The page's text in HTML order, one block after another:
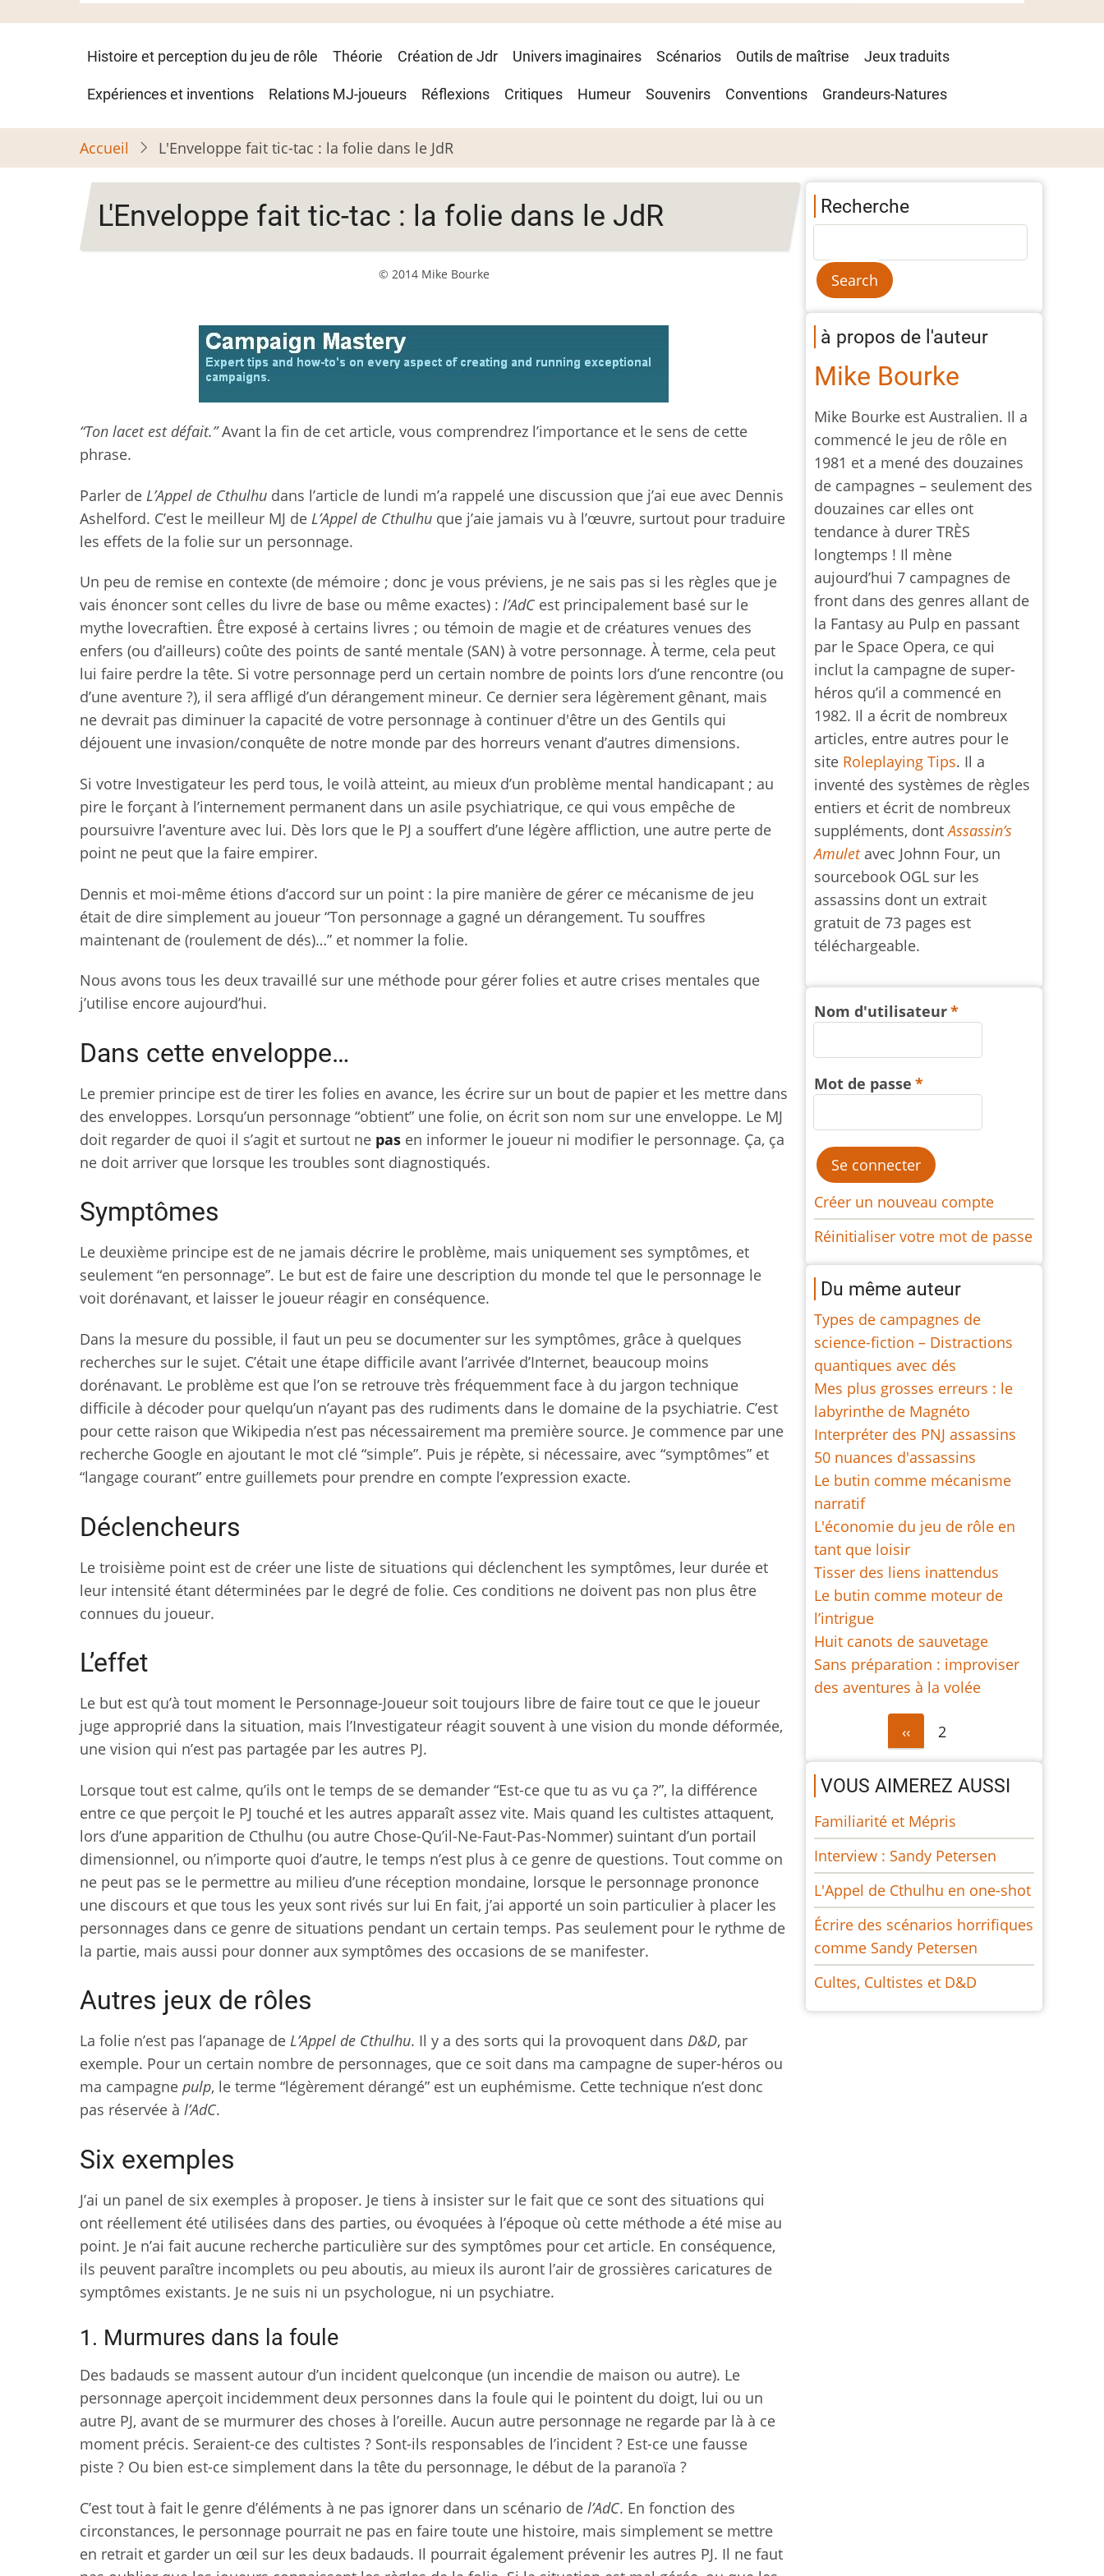
Navigation
principale
Histoire et perception du jeu de rôle Théorie Création de Jdr Univers imaginaires Scénarios Outils de maîtrise Jeux traduits
Expériences et inventions Relations MJ-joueurs Réflexions Critiques Humeur Souvenirs Conventions Grandeurs-Natures
Accueil L'Enveloppe fait tic-tac : la folie dans le JdR
L'Enveloppe fait tic-tac : la folie dans le JdR
© 2014 Mike Bourke
“Ton lacet est défait.”Avant la fin de cet article, vous comprendrez l’importance et le sens de cette
phrase.
Parler de L’Appel de Cthulhu dans l’article de lundi m’a rappelé une discussion que j’ai eue avec Dennis
Ashelford. C’est le meilleur MJ de L’Appel de Cthulhu que j’aie jamais vu à l’œuvre, surtout pour traduire
les effets de la folie sur un personnage.
Un peu de remise en contexte (de mémoire ; donc je vous préviens, je ne sais pas si les règles que je
vais énoncer sont celles du livre de base ou même exactes) : l’AdC est principalement basé sur le
mythe lovecraftien. Être exposé à certains livres ; ou témoin de magie et de créatures venues des
enfers (ou d’ailleurs) coûte des points de santé mentale (SAN) à votre personnage. À terme, cela peut
lui faire perdre la tête. Si votre personnage perd un certain nombre de points lors d’une rencontre (ou
d’une aventure ?), il sera affligé d’un dérangement mineur. Ce dernier sera légèrement gênant, mais
ne devrait pas diminuer la capacité de votre personnage à continuer d'être un des Gentils qui
déjouent une invasion/conquête de notre monde par des horreurs venant d’autres dimensions.
Si votre Investigateur les perd tous, le voilà atteint, au mieux d’un problème mental handicapant ; au
pire le forçant à l’internement permanent dans un asile psychiatrique, ce qui vous empêche de
poursuivre l’aventure avec lui. Dès lors que le PJ a souffert d’une légère affliction, une autre perte de
point ne peut que la faire empirer.
Dennis et moi-même étions d’accord sur un point : la pire manière de gérer ce mécanisme de jeu
était de dire simplement au joueur “Ton personnage a gagné un dérangement. Tu souffres
maintenant de (roulement de dés)…” et nommer la folie.
Nous avons tous les deux travaillé sur une méthode pour gérer folies et autre crises mentales que
j’utilise encore aujourd’hui.
Dans cette enveloppe…
Le premier principe est de tirer les folies en avance, les écrire sur un bout de papier et les mettre dans
des enveloppes. Lorsqu’un personnage “obtient” une folie, on écrit son nom sur une enveloppe. Le MJ
doit regarder de quoi il s’agit et surtout ne pas en informer le joueur ni modifier le personnage. Ça, ça
ne doit arriver que lorsque les troubles sont diagnostiqués.
Symptômes
Le deuxième principe est de ne jamais décrire le problème, mais uniquement ses symptômes, et
seulement “en personnage”. Le but est de faire une description du monde tel que le personnage le
voit dorénavant, et laisser le joueur réagir en conséquence.
Dans la mesure du possible, il faut un peu se documenter sur les symptômes, grâce à quelques
recherches sur le sujet. C’était une étape difficile avant l’arrivée d’Internet, beaucoup moins
dorénavant. Le problème est que l’on se retrouve très fréquemment face à du jargon technique
difficile à décoder pour quelqu’un n’ayant pas des rudiments dans le domaine de la psychiatrie. C’est
pour cette raison que Wikipedia n’est pas nécessairement ma première source. Je commence par une
recherche Google en ajoutant le mot clé “simple”. Puis je répète, si nécessaire, avec “symptômes” et
“langage courant” entre guillemets pour prendre en compte l’expression exacte.
Déclencheurs
Le troisième point est de créer une liste de situations qui déclenchent les symptômes, leur durée et
leur intensité étant déterminées par le degré de folie. Ces conditions ne doivent pas non plus être
connues du joueur.
L’effet
Le but est qu’à tout moment le Personnage-Joueur soit toujours libre de faire tout ce que le joueur
juge approprié dans la situation, mais l’Investigateur réagit souvent à une vision du monde déformée,
une vision qui n’est pas partagée par les autres PJ.
Lorsque tout est calme, qu’ils ont le temps de se demander “Est-ce que tu as vu ça ?”, la différence
entre ce que perçoit le PJ touché et les autres apparaît assez vite. Mais quand les cultistes attaquent,
lors d’une apparition de Cthulhu (ou autre Chose-Qu’il-Ne-Faut-Pas-Nommer) suintant d’un portail
dimensionnel, ou n’importe quoi d’autre, le temps n’est plus à ce genre de questions. Tout comme on
ne peut pas se le permettre au milieu d’une réception mondaine, lorsque le personnage prononce
une discours et que tous les yeux sont rivés sur lui En fait, j’ai apporté un soin particulier à placer les
personnages dans ce genre de situations pendant un certain temps. Pas seulement pour le rythme de
la partie, mais aussi pour donner aux symptômes des occasions de se manifester.
Autres jeux de rôles
La folie n’est pas l’apanage de L’Appel de Cthulhu. Il y a des sorts qui la provoquent dans D&D, par
exemple. Pour un certain nombre de personnages, que ce soit dans ma campagne de super-héros ou
ma campagne pulp, le terme “légèrement dérangé” est un euphémisme. Cette technique n’est donc
pas réservée à l’AdC.
Six exemples
J’ai un panel de six exemples à proposer. Je tiens à insister sur le fait que ce sont des situations qui
ont réellement été utilisées dans des parties, ou évoquées à l’époque où cette méthode a été mise au
point. Je n’ai fait aucune recherche particulière sur des symptômes pour cet article. En conséquence,
ils peuvent paraître incomplets ou peu aboutis, au mieux ils auront l’air de grossières caricatures de
symptômes existants. Je ne suis ni un psychologue, ni un psychiatre.
1. Murmures dans la foule
Des badauds se massent autour d’un incident quelconque (un incendie de maison ou autre). Le
personnage aperçoit incidemment deux personnes dans la foule qui le pointent du doigt, lui ou un
autre PJ, avant de se murmurer des choses à l’oreille. Aucun autre personnage ne regarde par là à ce
moment précis. Seraient-ce des cultistes ? Sont-ils responsables de l’incident ? Est-ce une fausse
piste ? Ou bien est-ce simplement dans la tête du personnage, le début de la paranoïa ?
C’est tout à fait le genre d’éléments à ne pas ignorer dans un scénario de l’AdC. En fonction des
circonstances, le personnage pourrait ne pas en faire toute une histoire, mais simplement se mettre
en retrait et garder un œil sur les deux badauds. Il pourrait également prévenir les autres PJ. Il ne faut
Recherche
à propos de l'auteur
Mike Bourke
Mike Bourke est Australien. Il a
commencé le jeu de rôle en
1981 et a mené des douzaines
de campagnes – seulement des
douzaines car elles ont
tendance à durer TRÈS
longtemps ! Il mène
aujourd’hui 7 campagnes de
front dans des genres allant de
la Fantasy au Pulp en passant
par le Space Opera, ce qui
inclut la campagne de super-
héros qu’il a commencé en
1982. Il a écrit de nombreux
articles, entre autres pour le
site Roleplaying Tips. Il a
inventé des systèmes de règles
entiers et écrit de nombreux
suppléments, dontAssassin’s
Amuletavec Johnn Four, un
sourcebook OGL sur les
assassins dont un extrait
gratuit de 73 pages est
téléchargeable.
Nom d'utilisateur
Mot de passe
Créer un nouveau compte
Réinitialiser votre mot de passe
Du même auteur
Types de campagnes de
science-fiction – Distractions
quantiques avec dés
Mes plus grosses erreurs : le
labyrinthe de Magnéto
Interpréter des PNJ assassins
50 nuances d'assassins
Le butin comme mécanisme
narratif
L'économie du jeu de rôle en
tant que loisir
Tisser des liens inattendus
Le butin comme moteur de
l’intrigue
Huit canots de sauvetage
Sans préparation : improviser
des aventures à la volée
PaginationPage
précédente
‹‹ 2
VOUS AIMEREZ AUSSI
Familiarité et Mépris
Interview : Sandy Petersen
L'Appel de Cthulhu en one-shot
Écrire des scénarios horrifiques
comme Sandy Petersen
Cultes, Cultistes et D&D